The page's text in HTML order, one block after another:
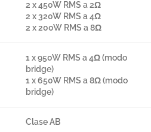
2 x 450W RMS a 2Ω
2 x 320W RMS a 4Ω
2 x 200W RMS a 8Ω
1 x 950W RMS a 4Ω (modo
bridge)
1 x 650W RMS a 8Ω (modo
bridge)
Clase AB